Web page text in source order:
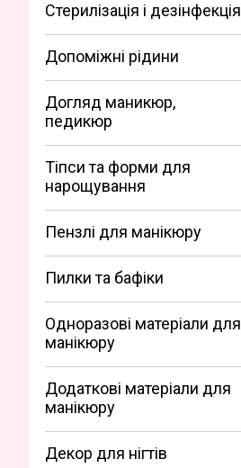
Стерилізація і дезінфекція
Допоміжні рідини
Догляд маникюр,
педикюр
Тіпси та форми для
нарощування
Пензлі для манікюру
Пилки та бафіки
Одноразові матеріали для
манікюру
Додаткові матеріали для
манікюру
Декор для нігтів